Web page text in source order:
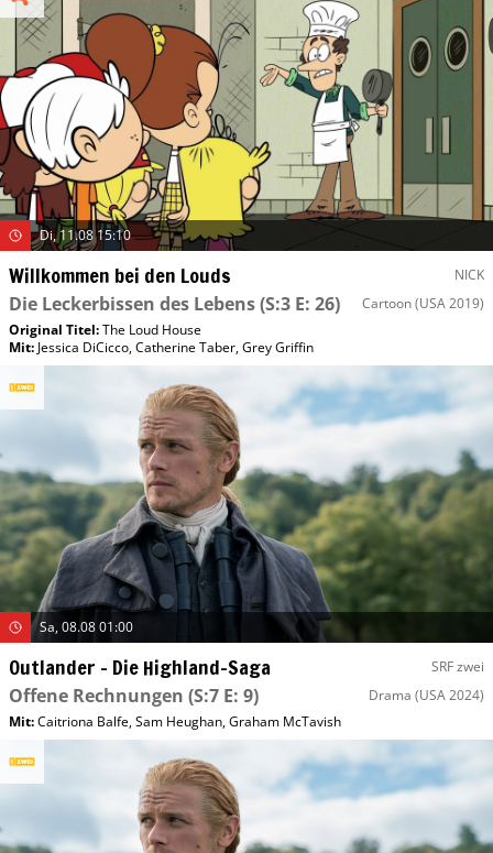
Di, 11.08 15:10
Willkommen bei den Louds NICK
Die Leckerbissen des Lebens(S:3 E: 26) Cartoon(USA 2019)
Original Titel:The Loud House
Mit: Jessica DiCicco,Catherine Taber,Grey Griffin
Sa, 08.08 01:00
Outlander – Die Highland-Saga SRF zwei
Offene Rechnungen (S:7 E: 9) Drama (USA 2024)
Mit:Caitriona Balfe,Sam Heughan,Graham McTavish